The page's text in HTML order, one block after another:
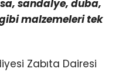
sandalye, duba,
malzemeleri tek
Zabıta Dairesi